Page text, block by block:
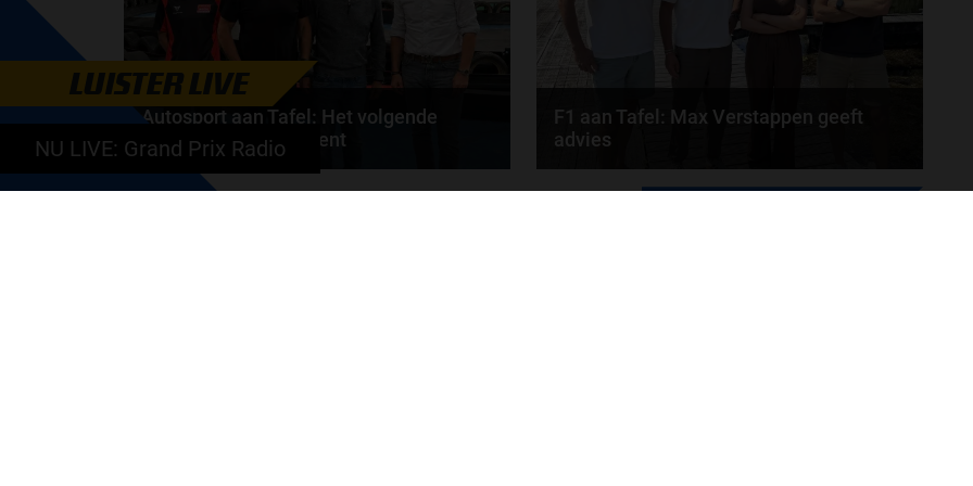
Autosport aan Tafel: Het volgende
Nederlandse racetalent
Hoe klim je naar te top in de racewereld? Wat is er
F1 aan Tafel: Max Verstappen geeft
advies
Max Verstappen adviseert Red Bull. Gaat George
LUISTER LIVE
NU LIVE: Grand Prix Radio